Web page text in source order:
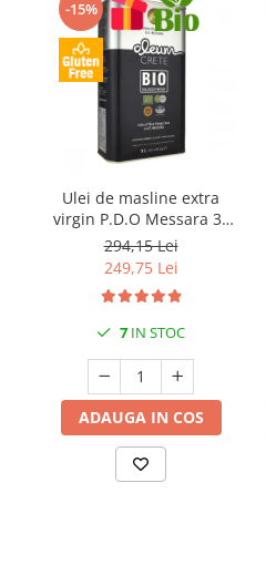
-15%
Ulei de masline extra
virgin P.D.O Messara 3L
Kidonakis Bio
294,15 Lei
249,75 Lei
7 IN STOC
ADAUGA IN COS